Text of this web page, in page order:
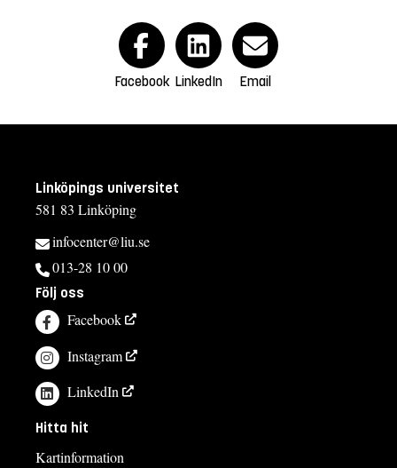
Facebook LinkedIn Email
Linköpings universitet
581 83 Linköping
infocenter@liu.se
013-28 10 00
Följ oss
Facebook
Instagram
LinkedIn
Hitta hit
Kartinformation